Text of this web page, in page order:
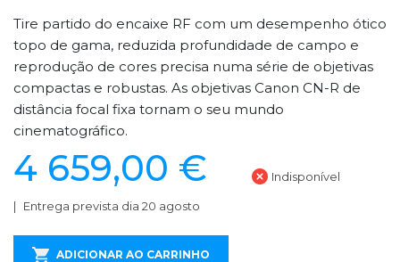
Tire partido do encaixe RF com um desempenho ótico
topo de gama, reduzida profundidade de campo e
reprodução de cores precisa numa série de objetivas
compactas e robustas. As objetivas Canon CN-R de
distância focal fixa tornam o seu mundo
cinematográfico.
4 659,00 € Indisponível
Entrega prevista dia 20 agosto
ADICIONAR AO CARRINHO